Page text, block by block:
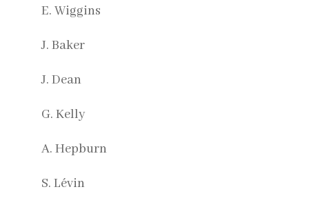
E. Wiggins
J. Baker
J. Dean
G. Kelly
A. Hepburn
S. Lévin